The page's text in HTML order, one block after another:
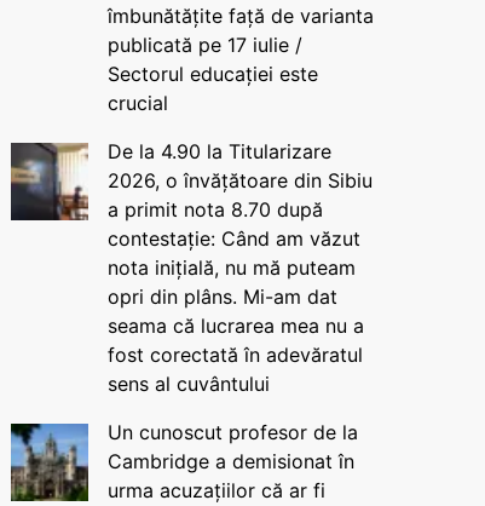
îmbunătățite față de varianta
publicată pe 17 iulie /
Sectorul educației este
crucial
De la 4.90 la Titularizare
2026, o învățătoare din Sibiu
a primit nota 8.70 după
contestație: Când am văzut
nota inițială, nu mă puteam
opri din plâns. Mi-am dat
seama că lucrarea mea nu a
fost corectată în adevăratul
sens al cuvântului
Un cunoscut profesor de la
Cambridge a demisionat în
urma acuzațiilor că ar fi